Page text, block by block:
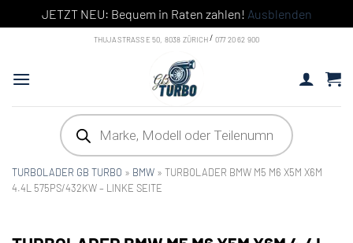
JETZT NEU: Bequem in Raten zahlen! Ausblenden
content
THUJASTRASSE 50, 8038 ZÜRICH/ 077 20 62 900
Products
search
TURBOLADER GB TURBO » BMW » TURBOLADER BMW M5 M6 X5M X6M
4.4L 575PS/432KW – LINKE SEITE